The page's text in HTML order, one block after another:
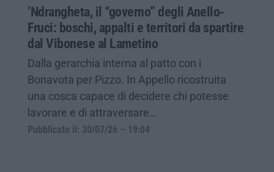
’Ndrangheta, il “governo” degli Anello-
Fruci: boschi, appalti e territori da spartire
dal Vibonese al Lametino
Dalla gerarchia interna al patto con i
Bonavota per Pizzo. In Appello ricostruita
una cosca capace di decidere chi potesse
lavorare e di attraversare…
Pubblicato il: 30/07/26 – 19:04